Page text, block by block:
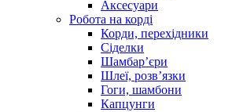
Аксесуари
Робота на корді
Корди, перехідники
Сіделки
Шамбар’єри
Шлеї, розв’язки
Гоги, шамбони
Капцунги